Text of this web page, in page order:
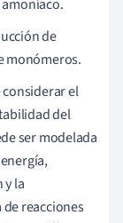
de
monómeros.
considerar el
del
ser modelada
y la
reacciones